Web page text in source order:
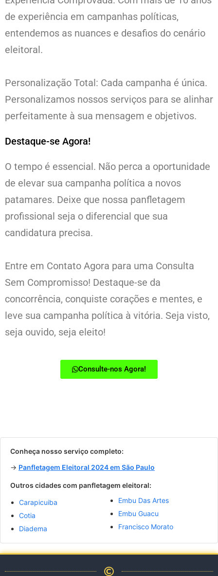
de experiência em campanhas políticas,
entendemos as nuances e desafios do cenário
eleitoral.
Personalização Total: Cada campanha é única.
Personalizamos nossos serviços para se alinhar
perfeitamente à sua mensagem e objetivos.
Destaque-se Agora!
O tempo é essencial. Não perca a oportunidade
de elevar sua campanha política a novos
patamares. Deixe que nossa panfletagem
profissional seja o diferencial que sua
candidatura precisa.
Entre em Contato Agora para uma Consulta
Sem Compromisso! Destaque-se da
concorrência, conquiste corações e mentes, e
leve sua campanha política à vitória. Seja visto,
seja ouvido, seja eleito!
Consulte-nos Agora!
Conheça nosso serviço completo:
→ Panfletagem Eleitoral 2024 em São Paulo
Outros cidades com panfletagem eleitoral:
Carapicuiba
Cotia
Diadema
Embu Das Artes
Embu Guacu
Francisco Morato